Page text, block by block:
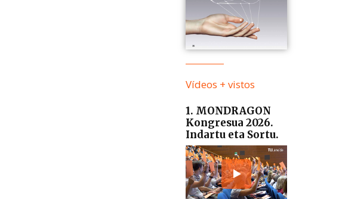
Vídeos + vistos
1. MONDRAGON
Kongresua 2026.
Indartu eta Sortu.